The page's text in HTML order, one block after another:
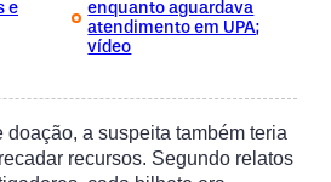
e
enquanto aguardava
atendimento em UPA;
vídeo
a suspeita também teria
recursos. Segundo relatos